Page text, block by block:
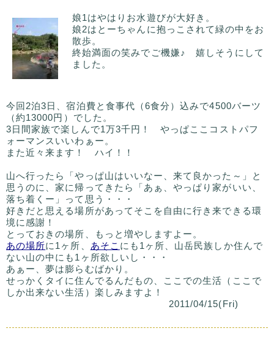
娘1はやはりお水遊びが大好き。
娘2はとーちゃんに抱っこされて緑の中をお
散歩。
終始満面の笑みでご機嫌♪ 嬉しそうにして
ました。
今回2泊3日、宿泊費と食事代（6食分）込みで4500バーツ
（約13000円）でした。
3日間家族で楽しんで1万3千円！ やっぱここコストパフ
ォーマンスいいわぁー。
また近々来ます！ ハイ！！
山へ行ったら「やっぱ山はいいなー、来て良かった～」と
思うのに、家に帰ってきたら「あぁ、やっぱり家がいい、
落ち着くー」って思う・・・
好きだと思える場所があってそこを自由に行き来できる環
境に感謝！
とっておきの場所、もっと増やしますよー。
あの場所に1ヶ所、 あそこ にも1ヶ所、山岳民族しか住んで
ない山の中にも1ヶ所欲しいし・・・
あぁー、夢は膨らむばかり。
せっかくタイに住んでるんだもの、ここでの生活（ここで
しか出来ない生活）楽しみますよ！
2011/04/15(Fri)